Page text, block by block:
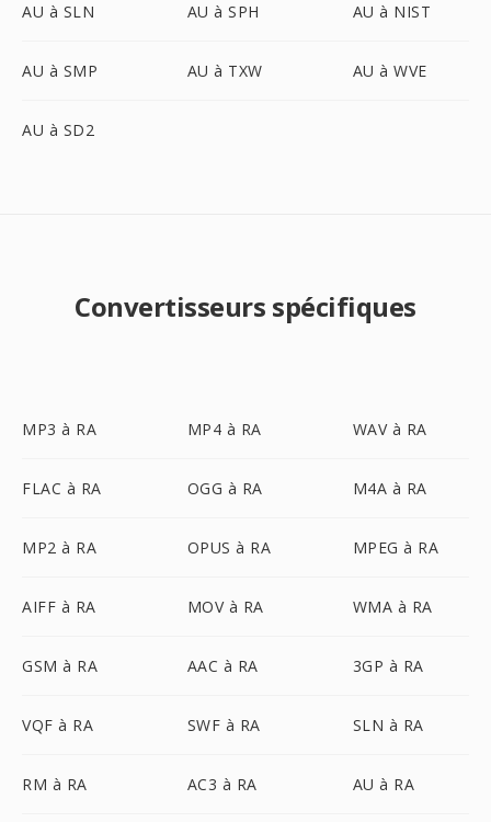
AU à SLN AU à SPH AU à NIST
AU à SMP AU à TXW AU à WVE
AU à SD2
Convertisseurs spécifiques
MP3 à RA MP4 à RA WAV à RA
FLAC à RA OGG à RA M4A à RA
MP2 à RA OPUS à RA MPEG à RA
AIFF à RA MOV à RA WMA à RA
GSM à RA AAC à RA 3GP à RA
VQF à RA SWF à RA SLN à RA
RM à RA AC3 à RA AU à RA